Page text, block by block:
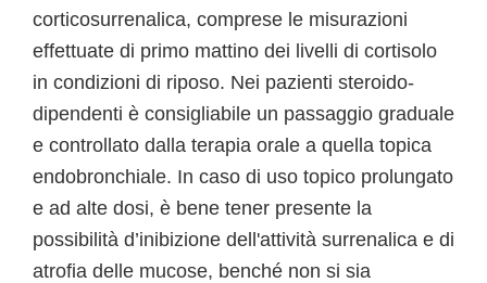
corticosurrenalica, comprese le misurazioni
effettuate di primo mattino dei livelli di cortisolo
in condizioni di riposo. Nei pazienti steroido-
dipendenti è consigliabile un passaggio graduale
e controllato dalla terapia orale a quella topica
endobronchiale. In caso di uso topico prolungato
e ad alte dosi, è bene tener presente la
possibilità d’inibizione dell'attività surrenalica e di
atrofia delle mucose, benché non si sia